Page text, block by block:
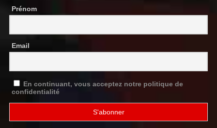
Prénom
Email
En continuant, vous acceptez notre politique de
confidentialité